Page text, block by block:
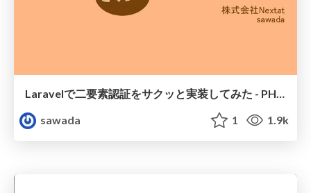
Laravelで二要素認証をサクッと実装してみた - PHPカンファレンス沖縄2022
sawada
1 1.9k